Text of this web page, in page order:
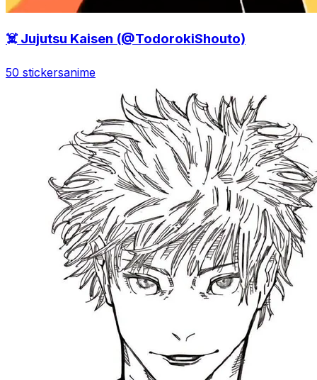
☠️ Jujutsu Kaisen (@TodorokiShouto)
50 stickersanime